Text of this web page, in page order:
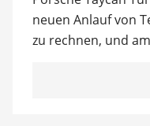
neuen Anlauf von
zu rechnen, und